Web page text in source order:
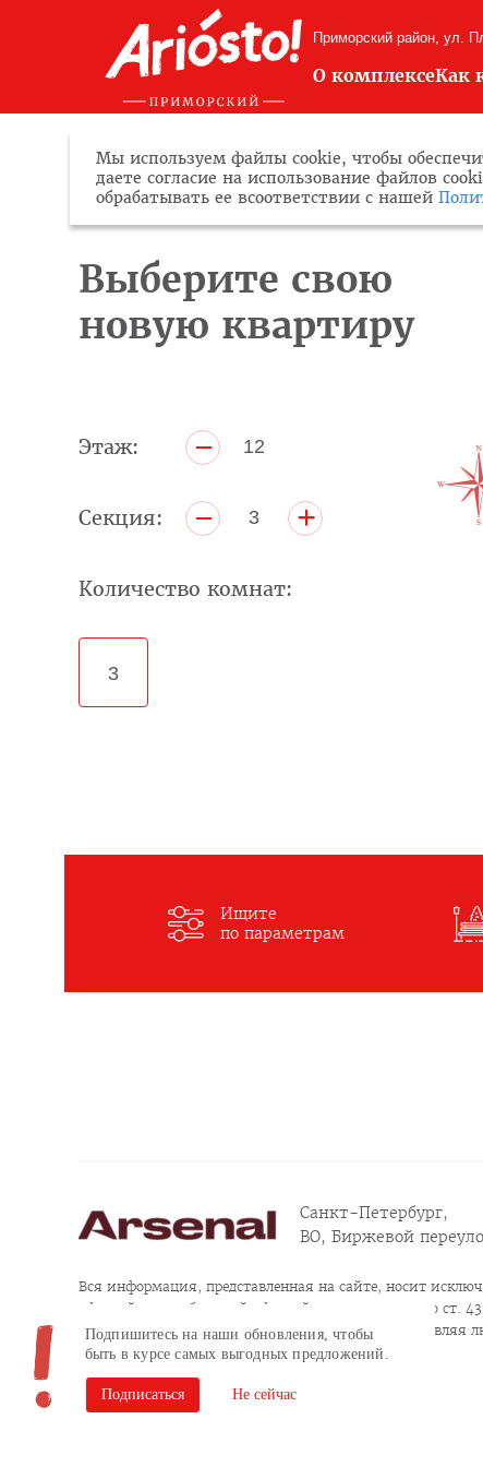
Подпишитесь на наши обновления, чтобы
быть в курсе самых выгодных предложений.
Подписаться Не сейчас
Приморский район, ул.
О комплексеКак
Выберите свою
новую квартиру
Этаж: – 12
Секция: – 3 +
Количество комнат:
3
Ищите
по параметрам
Мы используем файлы cookie, чтобы
даете согласие на использование файлов
обрабатывать ее всоответствии с нашей
Санкт-Петербург,
ВО, Биржевой
Вся информация, представленная на сайте, носит
офертой или публичной офертой в соответствии со ст.
Продолжая пользоваться сайтом, заполняя и
конфиденциальности
Согласие на обработку персональных данных
Сайт разработан в Brandson